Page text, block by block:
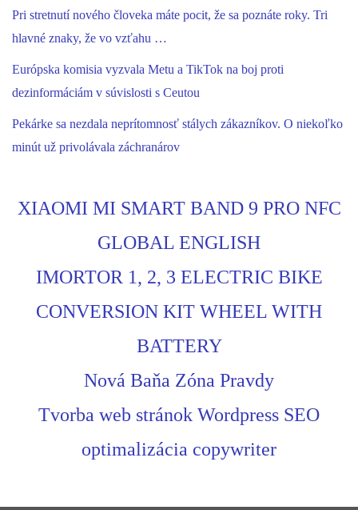
Pri stretnutí nového človeka máte pocit, že sa poznáte roky. Tri
hlavné znaky, že vo vzťahu …
Európska komisia vyzvala Metu a TikTok na boj proti
dezinformáciám v súvislosti s Ceutou
Pekárke sa nezdala neprítomnosť stálych zákazníkov. O niekoľko
minút už privolávala záchranárov
XIAOMI MI SMART BAND 9 PRO NFC
GLOBAL ENGLISH
IMORTOR 1, 2, 3 ELECTRIC BIKE
CONVERSION KIT WHEEL WITH
BATTERY
Nová Baňa Zóna Pravdy
Tvorba web stránok Wordpress SEO
optimalizácia copywriter